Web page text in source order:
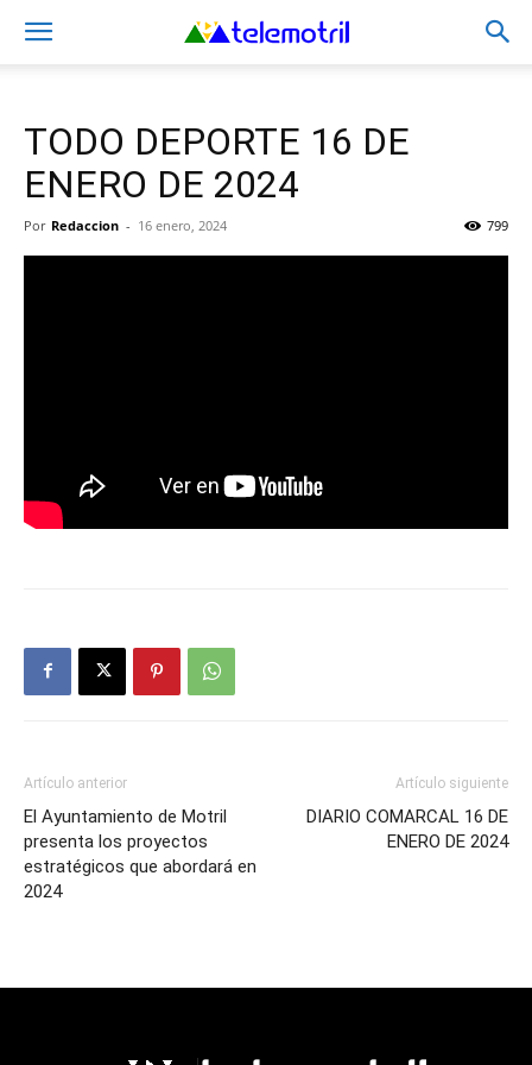
TODO DEPORTE 16 DE
ENERO DE 2024
Por Redaccion - 16 enero, 2024 799
Artículo anterior
El Ayuntamiento de Motril
presenta los proyectos
estratégicos que abordará en
2024
Artículo siguiente
DIARIO COMARCAL 16 DE
ENERO DE 2024